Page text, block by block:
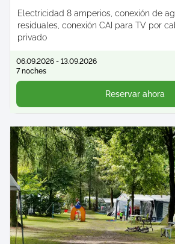
Electricidad 8 amperios, conexión de
residuales, conexión CAI para TV por
privado
06.09.2026 - 13.09.2026
7 noches
Reservar ahora